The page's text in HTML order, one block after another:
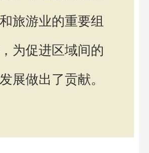
旅游业的重要组
为促进区域间的
展做出了贡献。